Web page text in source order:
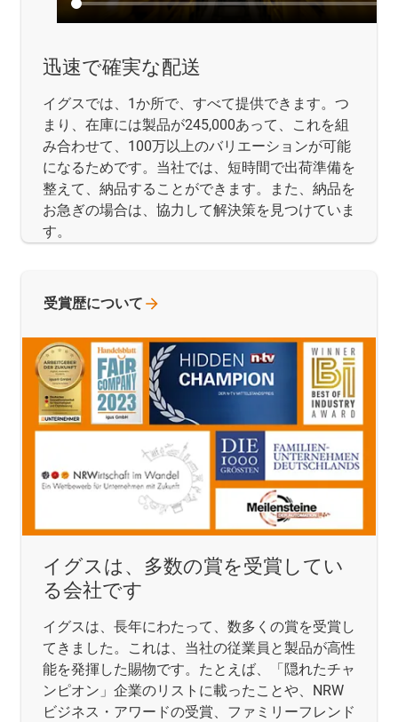
迅速で確実な配送
イグスでは、1か所で、すべて提供できます。つ
まり、在庫には製品が245,000あって、これを組
み合わせて、100万以上のバリエーションが可能
になるためです。当社では、短時間で出荷準備を
整えて、納品することができます。また、納品を
お急ぎの場合は、協力して解決策を見つけていま
す。
イグスは、多数の賞を受賞してい
る会社です
イグスは、長年にわたって、数多くの賞を受賞し
てきました。これは、当社の従業員と製品が高性
能を発揮した賜物です。たとえば、「隠れたチャ
ンピオン」企業のリストに載ったことや、NRW
ビジネス・アワードの受賞、ファミリーフレンド
受賞歴について